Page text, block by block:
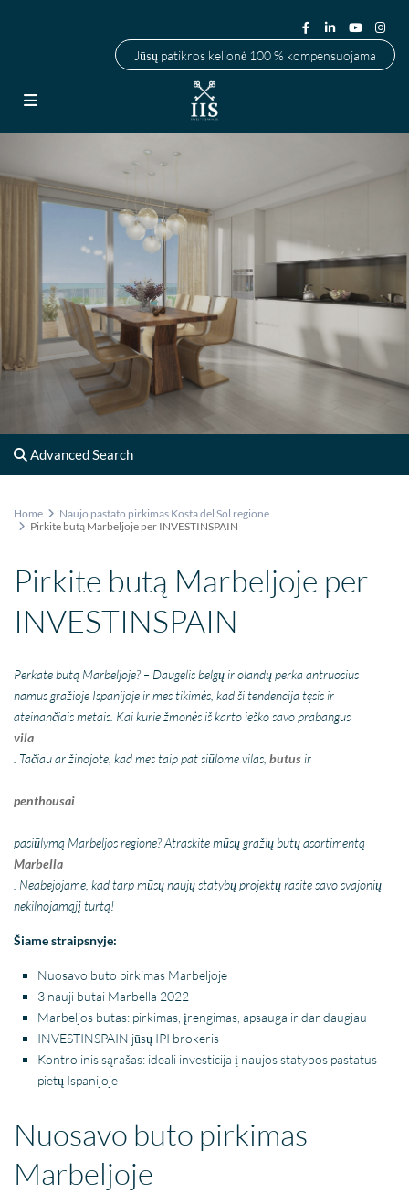
Jūsų patikros kelionė 100 % kompensuojama
Advanced Search
Home
Naujo pastato pirkimas Kosta del Sol regione
Pirkite butą Marbeljoje per INVESTINSPAIN
Pirkite butą Marbeljoje per
INVESTINSPAIN
Perkate butą Marbeljoje? – Daugelis belgų ir olandų perka antruosius
namus gražioje Ispanijoje ir mes tikimės, kadši tendencijatęsis ir
ateinančiais metais. Kai kurie žmonės iš karto ieško savoprabangus
vila
. Tačiau ar žinojote, kad mes taip pat siūlome vilas,butus ir
penthousai
pasiūlymą Marbeljos regione?Atraskite mūsų gražių butų asortimentą
Marbella
. Neabejojame, kad tarp mūsų naujų statybų projektų rasite savo svajonių
nekilnojamąjį turtą!
Šiame straipsnyje:
Nuosavo buto pirkimas Marbeljoje
3 nauji butai Marbella 2022
Marbeljos butas: pirkimas, įrengimas, apsauga ir dar daugiau
INVESTINSPAIN jūsų IPI brokeris
Kontrolinis sąrašas: ideali investicija į naujos statybos pastatus
pietų Ispanijoje
Nuosavo buto pirkimas
Marbeljoje